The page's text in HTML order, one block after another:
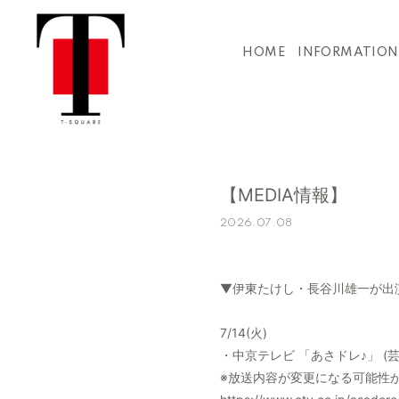
HOME INFORMATION
【MEDIA情報】
2026.07.08
▼伊東たけし・長谷川雄一が出
7/14(火)
・中京テレビ 「あさドレ♪」 (
※放送内容が変更になる可能性